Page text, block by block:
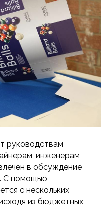
руководствам
инженерам
в обсуждение
С помощью
с нескольких
из бюджетных